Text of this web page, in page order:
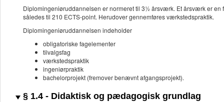
Diplomingeniøruddannelsen er normeret til 3½ årsværk. Et årsværk er
således til 210 ECTS-point. Herudover gennemføres værkstedspraktik.
Diplomingeniøruddannelsen indeholder
obligatoriske fagelementer
tilvalgsfag
værkstedspraktik
ingeniørpraktik
bachelorprojekt (fremover benævnt afgangsprojekt).
§ 1.4 - Didaktisk og pædagogisk grundlag